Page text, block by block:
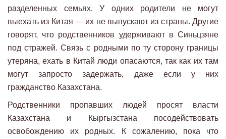
разделенных семьях. У одних родители не могут
выехать из Китая — их не выпускают из страны. Другие
говорят, что родственников удерживают в Синьцзяне
под стражей. Связь с родными по ту сторону границы
утеряна, ехать в Китай люди опасаются, так как их там
могут запросто задержать, даже если у них
гражданство Казахстана.
Родственники пропавших людей просят власти
Казахстана и Кыргызстана посодействовать
освобождению их родных. К сожалению, пока что